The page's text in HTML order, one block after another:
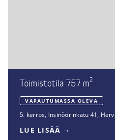
Toimistotila 757 m2
VAPAUTUMASSA OLEVA
5. kerros, Insinöörinkatu 41,
LUE LISÄÄ